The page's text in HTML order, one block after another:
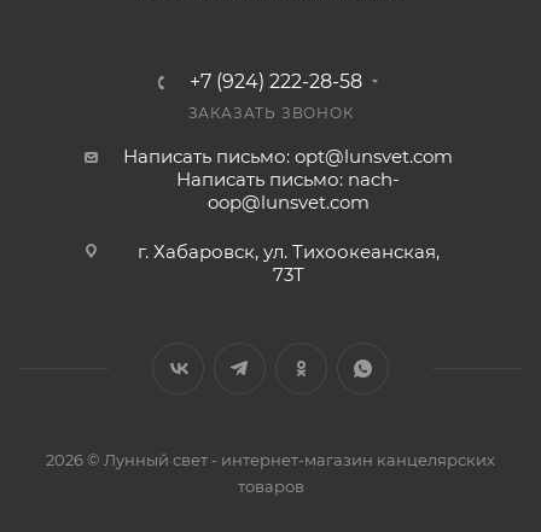
+7 (924) 222-28-58
ЗАКАЗАТЬ ЗВОНОК
Написать письмо: opt@lunsvet.com
Написать письмо: nach-
oop@lunsvet.com
г. Хабаровск, ул. Тихоокеанская,
73Т
2026 © Лунный свет - интернет-магазин канцелярских
товаров